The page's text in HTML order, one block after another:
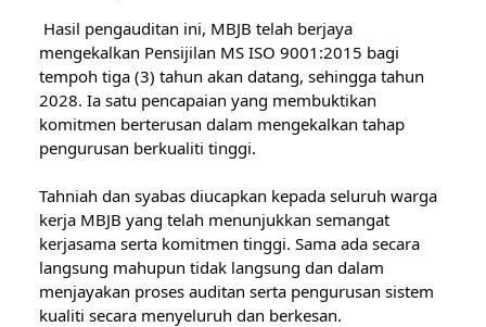
mengekalkan Pensijilan MS ISO 9001:2015 bagi
tempoh tiga (3) tahun akan datang, sehingga tahun
2028. Ia satu pencapaian yang membuktikan
komitmen berterusan dalam mengekalkan tahap
pengurusan berkualiti tinggi.
Tahniah dan syabas diucapkan kepada seluruh warga
kerja MBJB yang telah menunjukkan semangat
kerjasama serta komitmen tinggi. Sama ada secara
langsung mahupun tidak langsung dan dalam
menjayakan proses auditan serta pengurusan sistem
kualiti secara menyeluruh dan berkesan.